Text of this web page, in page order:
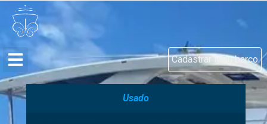
Cadastrar Meu barco
Usado